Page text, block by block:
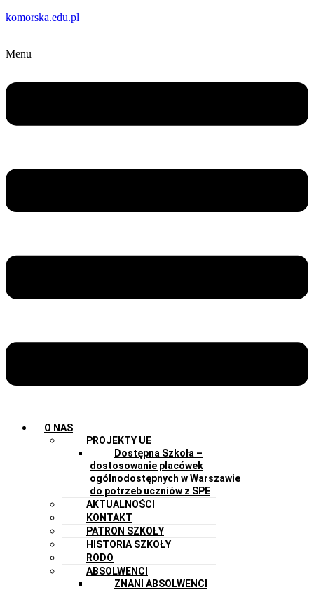
komorska.edu.pl
Menu
O NAS
PROJEKTY UE
Dostępna Szkoła –
dostosowanie placówek
ogólnodostępnych w Warszawie
do potrzeb uczniów z SPE
AKTUALNOŚCI
KONTAKT
PATRON SZKOŁY
HISTORIA SZKOŁY
RODO
ABSOLWENCI
ZNANI ABSOLWENCI